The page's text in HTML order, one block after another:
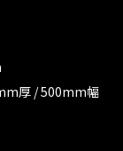
厚 / 500mm幅